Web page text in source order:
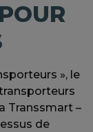
», le
Transsmart –
de